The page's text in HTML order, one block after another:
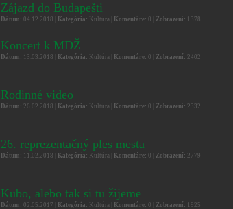
Zájazd do Budapešti
Dátum: 04.12.2018 | Kategória: Kultúra | Komentáre: 0 | Zobrazení: 1378
Koncert k MDŽ
Dátum: 13.03.2018 | Kategória: Kultúra | Komentáre: 0 | Zobrazení: 2402
Rodinné video
Dátum: 26.02.2018 | Kategória: Kultúra | Komentáre: 0 | Zobrazení: 2332
26. reprezentačný ples mesta
Dátum: 11.02.2018 | Kategória: Kultúra | Komentáre: 0 | Zobrazení: 2779
Kubo, alebo tak si tu žijeme
Dátum: 02.05.2017 | Kategória: Kultúra | Komentáre: 0 | Zobrazení: 1925